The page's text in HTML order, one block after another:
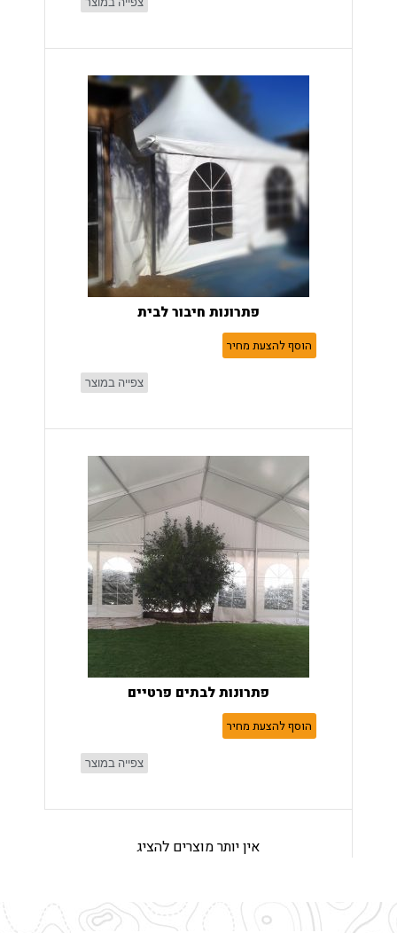
פתרונות חיבור לבית
הוסף להצעת מחיר
צפייה במוצר
פתרונות לבתים פרטיים
הוסף להצעת מחיר
צפייה במוצר
אין יותר מוצרים להציג